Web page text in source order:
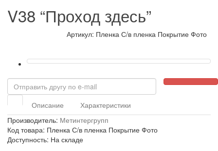
V38 “Проход здесь”
Артикул: Пленка С/в пленка Покрытие Фото
Описание
Характеристики
Производитель: Метинтергрупп
Код товара: Пленка С/в пленка Покрытие Фото
Доступность: На складе